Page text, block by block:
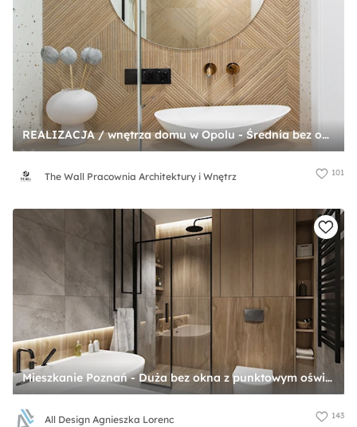
REALIZACJA / wnętrza domu w Opolu - Średnia bez okna z lustrem z punktowym oświetleniem łazienka, styl nowoczesny - zdjęcie od The Wall Pracownia Architektury i Wnętrz
The Wall Pracownia Architektury i Wnętrz 101
Mieszkanie Poznań - Duża bez okna z punktowym oświetleniem łazienka, styl nowoczesny - zdjęcie od All Design Agnieszka Lorenc
All Design Agnieszka Lorenc 143